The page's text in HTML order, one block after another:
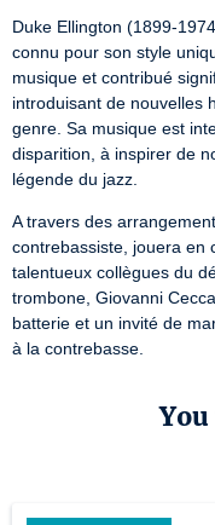
Duke Ellington (1899-
connu pour son style
musique et contribué
introduisant de nouvelles
genre. Sa musique est
disparition, à inspirer de
légende du jazz.
A travers des
contrebassiste, jouera en
talentueux collègues du
trombone, Giovanni
batterie et un invité de
à la contrebasse.